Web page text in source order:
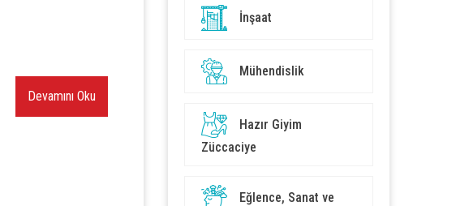
Devamını Oku
İnşaat
Mühendislik
Hazır Giyim
Züccaciye
Eğlence, Sanat ve